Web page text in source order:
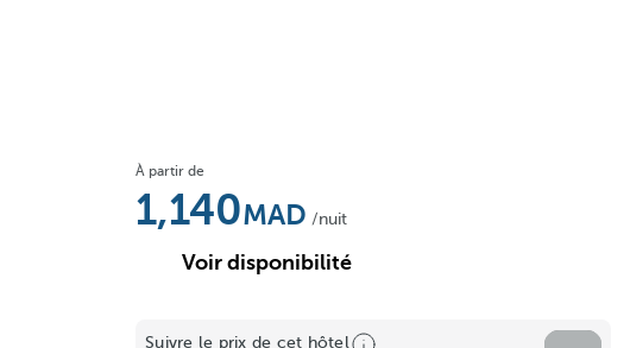
À partir de
1,140 /nuit
Voir disponibilité
Suivre le prix de cet hôtel